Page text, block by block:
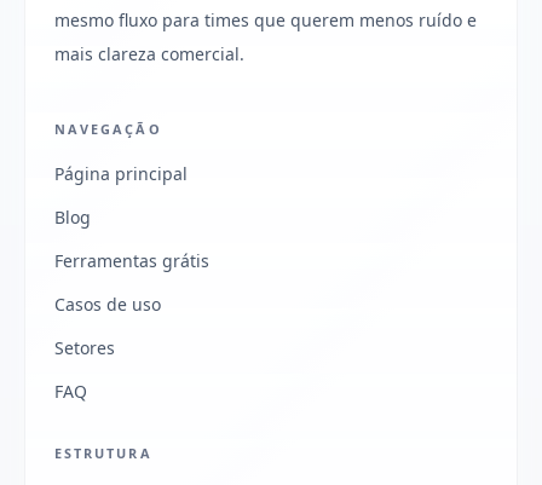
mesmo fluxo para times que querem menos ruído e
mais clareza comercial.
NAVEGAÇÃO
Página principal
Blog
Ferramentas grátis
Casos de uso
Setores
FAQ
ESTRUTURA